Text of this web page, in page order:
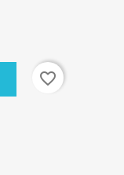
favorite_border